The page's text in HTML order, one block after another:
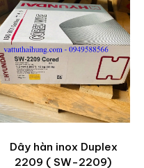
Dây hàn inox Duplex
2209 ( SW-2209)